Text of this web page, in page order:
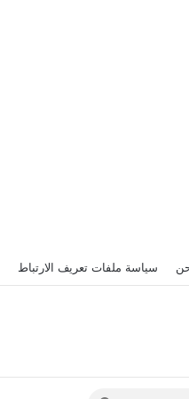
سياسة ملفات تعريف الارتباط